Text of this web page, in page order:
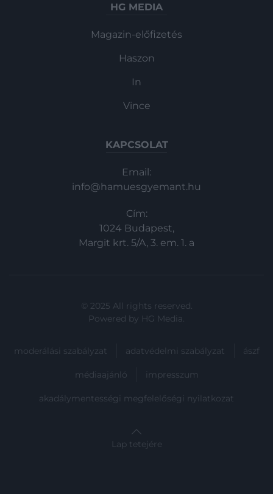
HG MEDIA
Magazin-előfizetés
Haszon
In
Vince
KAPCSOLAT
Email:
info@hamuesgyemant.hu
Cím:
1024 Budapest,
Margit krt. 5/A, 3. em. 1. a
© 2025 All rights reserved.
Powered by HG Media.
moderálási szabályzat adatvédelmi szabályzat ászf
médiaajánló impresszum
akadálymentességi megfelelőségi nyilatkozat
Lap tetejére